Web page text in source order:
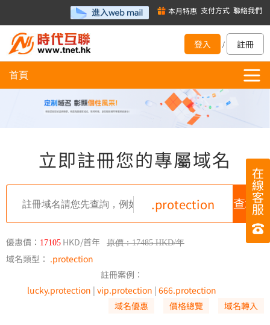
本月特惠 支付方式 聯絡我們
登入 / 註冊
在
線
客
服
首頁
立即註冊您的專屬域名
.protection
優惠價： 17105 HKD/首年 原價：17485 HKD/年
域名類型： .protection
註冊案例：
lucky.protection | vip.protection | 666.protection
域名優惠
價格總覽 域名轉入